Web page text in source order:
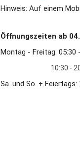
Hinweis: Auf einem
Öffnungszeiten ab
Montag - Freitag: 05:30
10:30 - 20:00
Sa. und So. +